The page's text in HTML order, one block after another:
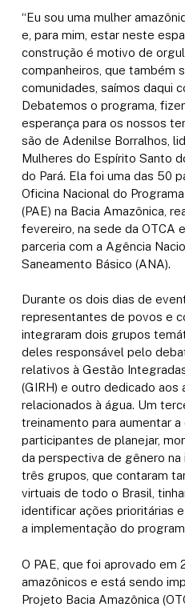
“Eu sou uma mulher
e, para mim, estar neste
construção é motivo de
companheiros, que também
comunidades, saímos daqui
Debatemos o programa,
esperança para os nossos
são de Adenilse Borralhos,
Mulheres do Espírito Santo
do Pará. Ela foi uma das 50
Oficina Nacional do
(PAE) na Bacia Amazônica,
fevereiro, na sede da OTCA
parceria com a Agência
Saneamento Básico (ANA).
Durante os dois dias de
representantes de povos e
integraram dois grupos
deles responsável pelo
relativos à Gestão
(GIRH) e outro dedicado
relacionados à água. Um
treinamento para aumentar
participantes de planejar,
da perspectiva de gênero na
três grupos, que contaram
virtuais de todo o Brasil,
identificar ações prioritárias
a implementação do
O PAE, que foi aprovado em
amazônicos e está sendo
Projeto Bacia Amazônica